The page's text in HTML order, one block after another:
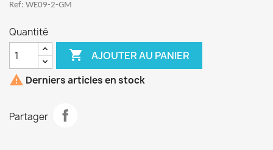
Ref: WE09-2-GM
Quantité
 AJOUTER AU PANIER
 Derniers articles en stock
Partager